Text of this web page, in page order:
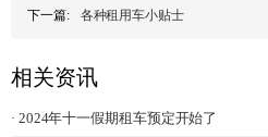
下一篇:
各种租用车小贴士
相关资讯
· 2024年十一假期租车预定开始了